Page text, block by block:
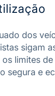
dos
sigam
limites
segura e